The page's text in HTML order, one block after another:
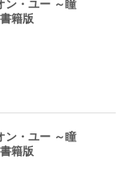
ン・ユー ～瞳
籍版
ン・ユー ～瞳
籍版